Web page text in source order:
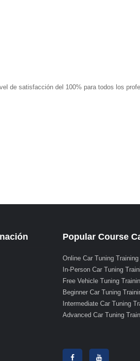
de satisfacción del 100% para todos los
Popular Course
Online Car Tuning Training
In-Person Car Tuning
Free Vehicle Tuning
Beginner Car Tuning
Intermediate Car Tuning
Advanced Car Tuning